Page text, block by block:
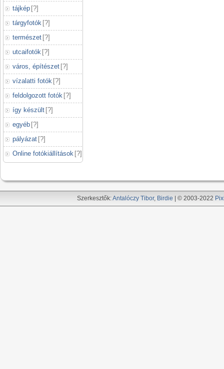
tájkép [?]
tárgyfotók [?]
természet [?]
utcaifotók [?]
város, építészet [?]
vízalatti fotók [?]
feldolgozott fotók [?]
így készült [?]
egyéb [?]
pályázat [?]
Online fotókiállítások [?]
Szerkesztők:Antalóczy Tibor, Birdie | © 2003-2022